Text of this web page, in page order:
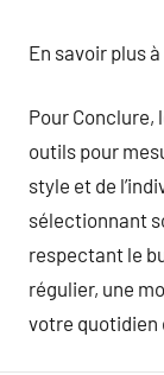
En savoir plus
Pour Conclure,
outils pour
style et de
sélectionnant
respectant le
régulier, une
votre quotidien